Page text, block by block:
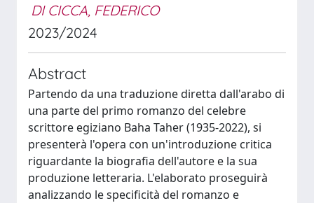
DI CICCA, FEDERICO
2023/2024
Abstract
Partendo da una traduzione diretta dall'arabo di
una parte del primo romanzo del celebre
scrittore egiziano Baha Taher (1935-2022), si
presenterà l'opera con un'introduzione critica
riguardante la biografia dell'autore e la sua
produzione letteraria. L'elaborato proseguirà
analizzando le specificità del romanzo e